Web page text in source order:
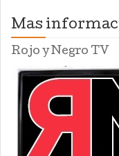
Mas
Rojo y Negro TV